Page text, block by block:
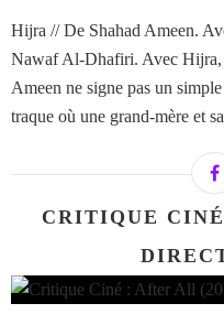
Hijra // De Shahad Ameen.
Nawaf Al-Dhafiri. Avec Hijra,
Ameen ne signe pas un
traque où une grand-mère et
CRITIQUE